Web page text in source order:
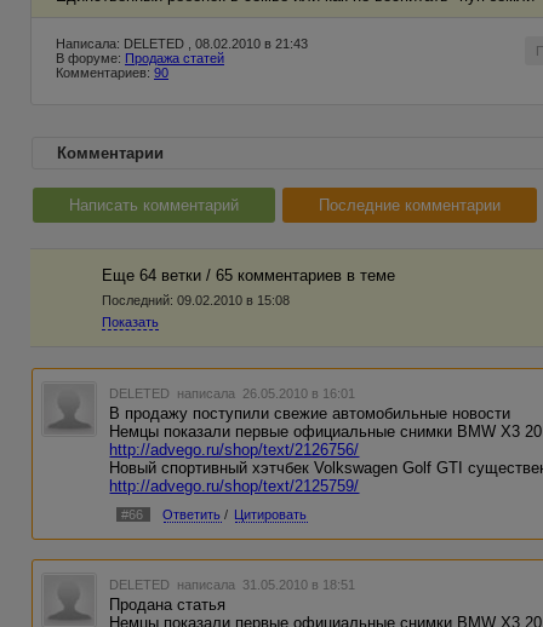
Написала: DELETED , 08.02.2010 в 21:43
В форуме: Продажа статей
Комментариев: 90
Комментарии
Написать комментарий Последние комментарии
Еще 64 ветки / 65 комментариев в темe
Последний: 09.02.2010 в 15:08
Показать
DELETED написала 26.05.2010 в 16:01
В продажу поступили свежие автомобильные новости
Немцы показали первые официальные снимки BMW X3
http://advego.ru/shop/text/2126756/
Новый спортивный хэтчбек Volkswagen Golf GTI
http://advego.ru/shop/text/2125759/
#66 Ответить / Цитировать
DELETED написала 31.05.2010 в 18:51
Продана статья
Немцы показали первые официальные снимки BMW X3